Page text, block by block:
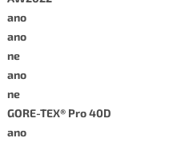
ano
ano
ne
ano
ne
GORE-TEX® Pro 40D
ano